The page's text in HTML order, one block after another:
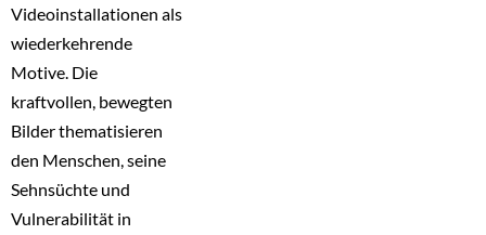
Videoinstallationen als
wiederkehrende
Motive. Die
kraftvollen, bewegten
Bilder thematisieren
den Menschen, seine
Sehnsüchte und
Vulnerabilität in